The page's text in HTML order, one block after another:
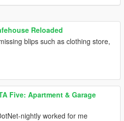
Reloaded
blips such as clothing store,
Five: Apartment & Garage
nightly worked for me